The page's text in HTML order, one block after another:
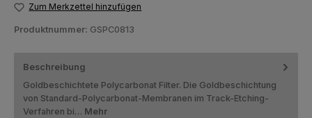
Zum Merkzettel hinzufügen
Produktnummer: GSPC0813
Beschreibung
Goldbeschichtete Polycarbonat Filter. Die Goldbeschichtung
von Standard-Polycarbonat-Membranen im Track-Etching-
Verfahren bi… Mehr